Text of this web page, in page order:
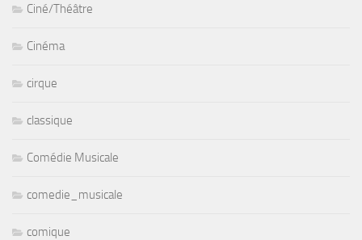
Ciné/Théâtre
Cinéma
cirque
classique
Comédie Musicale
comedie_musicale
comique